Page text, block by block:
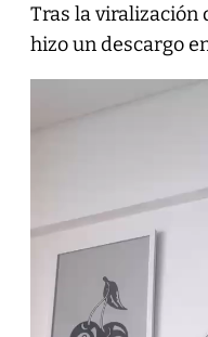
Tras la viralización
hizo un descargo